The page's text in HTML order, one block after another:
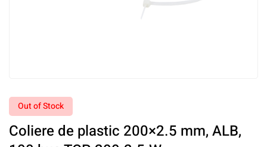
Out of Stock
Coliere de plastic 200×2.5 mm, ALB,